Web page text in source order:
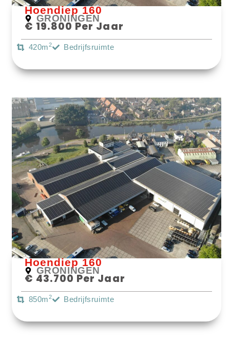
Hoendiep 160
GRONINGEN
€ 19.800 Per Jaar
420m2 Bedrijfsruimte
Bekijk Object
Hoendiep 160
GRONINGEN
€ 43.700 Per Jaar
850m2 Bedrijfsruimte